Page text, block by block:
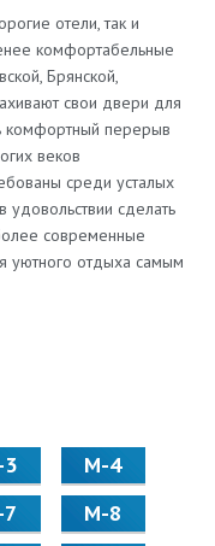
отели, так и
комфортабельные
Брянской,
свои двери для
комфортный перерыв
веков
среди усталых
удовольствии сделать
современные
уютного отдыха самым
М-4
М-8